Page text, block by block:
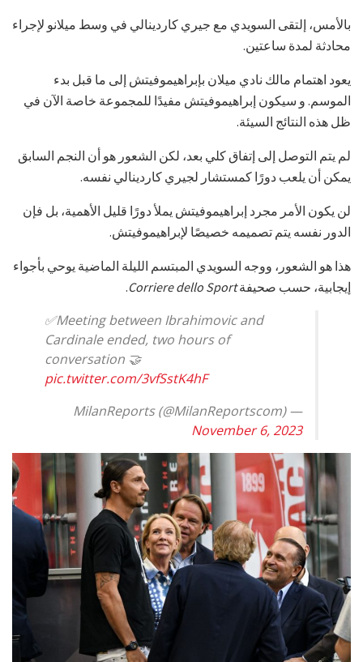
بالأمس، إلتقى السويدي مع جيري كاردينالي في وسط ميلانو لإجراء
محادثة لمدة ساعتين.
يعود اهتمام مالك نادي ميلان بإبراهيموفيتش إلى ما قبل بدء
الموسم. و سيكون إبراهيموفيتش مفيدًا للمجموعة خاصة الآن في
ظل هذه النتائج السيئة.
لم يتم التوصل إلى إتفاق كلي بعد، لكن الشعور هو أن النجم السابق
يمكن أن يلعب دورًا كمستشار لجيري كاردينالي نفسه.
لن يكون الأمر مجرد إبراهيموفيتش يملأ دورًا قليل الأهمية، بل فإن
الدور نفسه يتم تصميمه خصيصًا لإبراهيموفيتش.
هذا هو الشعور، ووجه السويدي المبتسم الليلة الماضية يوحي بأجواء
إيجابية، حسب صحيفةCorriere dello Sport
.
✅Meeting between Ibrahimovic and
Cardinale ended, two hours of
conversation 🤝
pic.twitter.com/3vfSstK4hF
— MilanReports (@MilanReportscom)
November 6, 2023